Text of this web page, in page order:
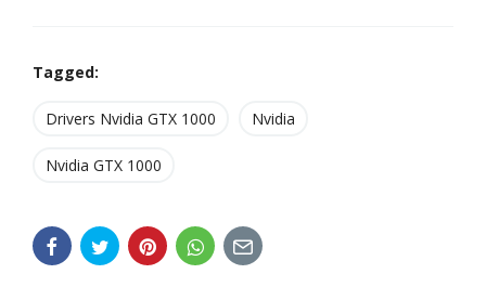
Tagged:
Drivers Nvidia GTX 1000 Nvidia
Nvidia GTX 1000